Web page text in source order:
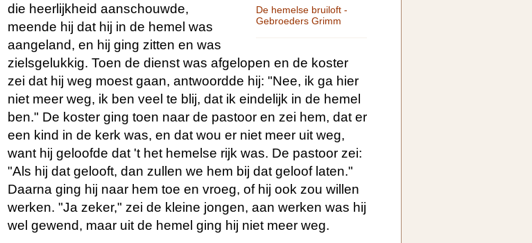
De hemelse bruiloft -
Gebroeders Grimm
die heerlijkheid aanschouwde,
meende hij dat hij in de hemel was
aangeland, en hij ging zitten en was
zielsgelukkig. Toen de dienst was afgelopen en de koster
zei dat hij weg moest gaan, antwoordde hij: "Nee, ik ga hier
niet meer weg, ik ben veel te blij, dat ik eindelijk in de hemel
ben." De koster ging toen naar de pastoor en zei hem, dat er
een kind in de kerk was, en dat wou er niet meer uit weg,
want hij geloofde dat 't het hemelse rijk was. De pastoor zei:
"Als hij dat gelooft, dan zullen we hem bij dat geloof laten."
Daarna ging hij naar hem toe en vroeg, of hij ook zou willen
werken. "Ja zeker," zei de kleine jongen, aan werken was hij
wel gewend, maar uit de hemel ging hij niet meer weg.